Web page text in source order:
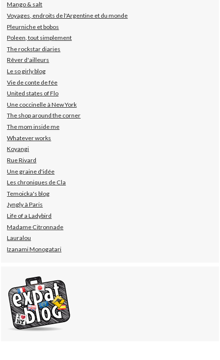
Mango & salt
Voyages, endroits de l'Argentine et du monde
Pleurniche et bobos
Poleen, tout simplement
The rockstar diaries
Rêver d'ailleurs
Le so girly blog
Vie de conte de fée
United states of Flo
Une coccinelle à New York
The shop around the corner
The mom inside me
Whatever works
Koyangi
Rue Rivard
Une graine d'idée
Les chroniques de Cla
Temoicka's blog
Jyngly à Paris
Life of a Ladybird
Madame Citronnade
Lauralou
Izanami Monogatari